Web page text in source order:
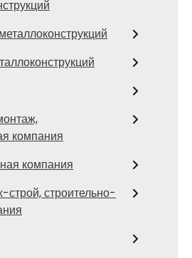
компания
компания
строй, строительно-